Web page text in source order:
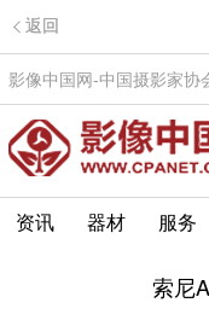
返回
影像中国网-中国摄影家协
资讯 器材 服务
索尼